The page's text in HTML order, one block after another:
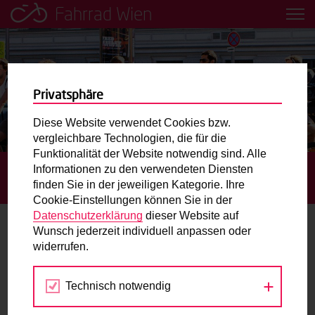
Fahrrad Wien
Leih dir einfach ein Transportfahrrad in deiner Nähe aus!
Mobilitätsbildung für Kinder und
Jugendliche
Radweg-Projektkarte
Routenplaner
Mit dem Fahrrad in Wien unterwegs? Hier finden Sie die
beste Route.
Wunschbox
Sie haben ein Anliegen zum Radverkehr? Schreiben Sie
STARTSEITE BLOG
15. BEZIRK:
GOLDSCHLAGSTRASSE FÜR RADVERKEHR GEÖFFNET
15. Bezirk: Goldschlagstraße für
Radverkehr geöffnet
Privatsphäre
Diese Website verwendet Cookies bzw.
vergleichbare Technologien, die für die
Funktionalität der Website notwendig sind. Alle
Informationen zu den verwendeten Diensten
finden Sie in der jeweiligen Kategorie. Ihre
Cookie-Einstellungen können Sie in der
Datenschutzerklärung dieser Website auf
Wunsch jederzeit individuell anpassen oder
widerrufen.
Technisch notwendig